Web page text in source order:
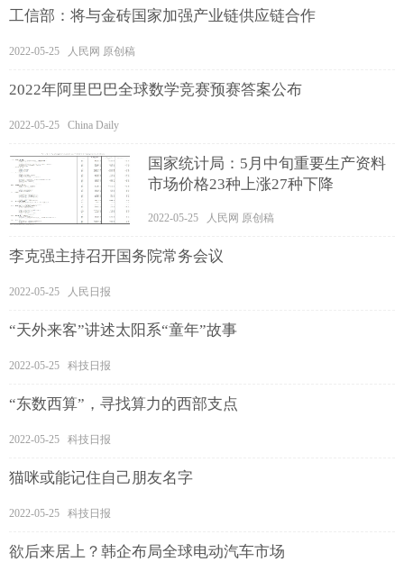
工信部：将与金砖国家加强产业链供应链合作
2022-05-25 人民网 原创稿
2022年阿里巴巴全球数学竞赛预赛答案公布
2022-05-25 China Daily
国家统计局：5月中旬重要生产资料
市场价格23种上涨27种下降
2022-05-25 人民网 原创稿
李克强主持召开国务院常务会议
2022-05-25 人民日报
“天外来客”讲述太阳系“童年”故事
2022-05-25 科技日报
“东数西算”，寻找算力的西部支点
2022-05-25 科技日报
猫咪或能记住自己朋友名字
2022-05-25 科技日报
欲后来居上？韩企布局全球电动汽车市场